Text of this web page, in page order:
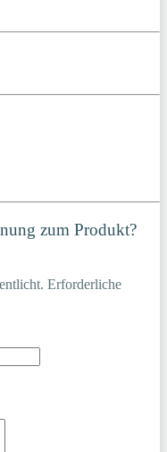
zum Produkt?
Erforderliche